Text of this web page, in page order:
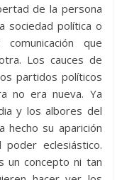
de la persona
sociedad política o
que
Los cauces de
partidos políticos
no era nueva. Ya
y los albores del
hecho su aparición
eclesiástico.
un concepto ni tan